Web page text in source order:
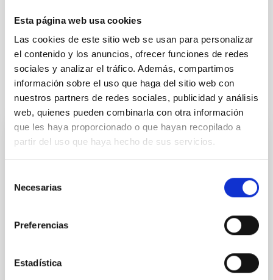
Esta página web usa cookies
Las cookies de este sitio web se usan para personalizar
el contenido y los anuncios, ofrecer funciones de redes
sociales y analizar el tráfico. Además, compartimos
información sobre el uso que haga del sitio web con
nuestros partners de redes sociales, publicidad y análisis
web, quienes pueden combinarla con otra información
que les haya proporcionado o que hayan recopilado a
partir del uso que haya hecho de sus servicios.
Necesarias
Preferencias
Estadística
IACTEC RED.ES-IAC
It may interest you
Acuerdo de explotación científica de los
telescopios William Herschel e Isaac
Newton entre el Instituto de Astrofísica de
Canarias (IAC) y Science and Technology
Organisatie voor Wetenschappelijk
In force